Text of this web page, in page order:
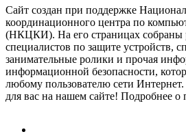
Сайт создан при поддержке
координационного центра по
(НКЦКИ). На его страницах собраны
специалистов по защите устройств,
занимательные ролики и прочая
информационной безопасности,
любому пользователю сети Интернет.
для вас на нашем сайте! Подробнее о